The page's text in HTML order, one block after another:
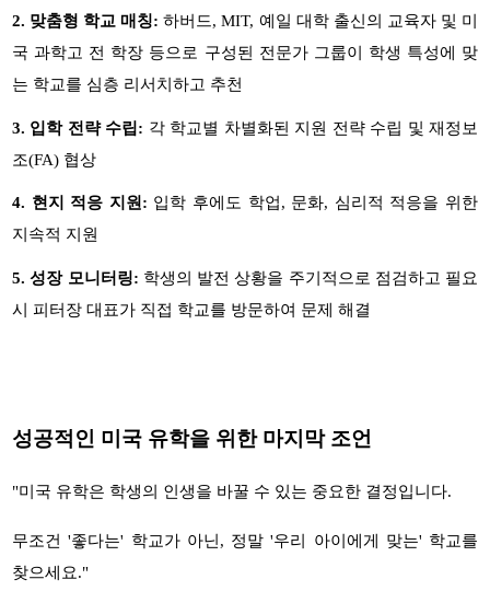
2. 맞춤형 학교 매칭: 하버드, MIT, 예일 대학 출신의 교육자 및 미
국 과학고 전 학장 등으로 구성된 전문가 그룹이 학생 특성에 맞
는 학교를 심층 리서치하고 추천
3. 입학 전략 수립: 각 학교별 차별화된 지원 전략 수립 및 재정보
조(FA) 협상
4. 현지 적응 지원: 입학 후에도 학업, 문화, 심리적 적응을 위한
지속적 지원
5. 성장 모니터링: 학생의 발전 상황을 주기적으로 점검하고 필요
시 피터장 대표가 직접 학교를 방문하여 문제 해결
성공적인 미국 유학을 위한 마지막 조언
"미국 유학은 학생의 인생을 바꿀 수 있는 중요한 결정입니다.
무조건 '좋다는' 학교가 아닌 , 정말 '우리 아이에게 맞는' 학교를
찾으세요."